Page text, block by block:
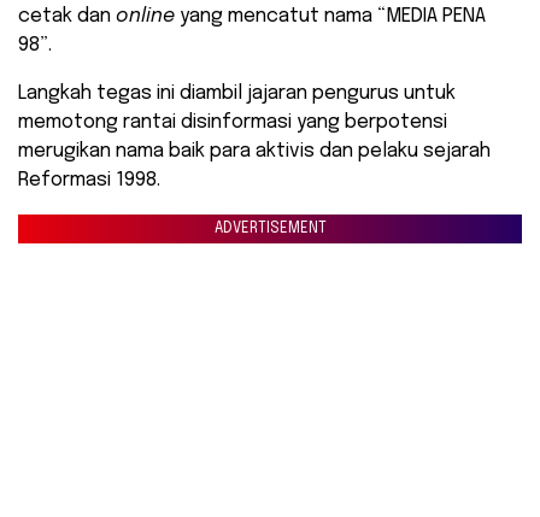
cetak dan online yang mencatut nama “MEDIA PENA
98”.
Langkah tegas ini diambil jajaran pengurus untuk
memotong rantai disinformasi yang berpotensi
merugikan nama baik para aktivis dan pelaku sejarah
Reformasi 1998.
ADVERTISEMENT